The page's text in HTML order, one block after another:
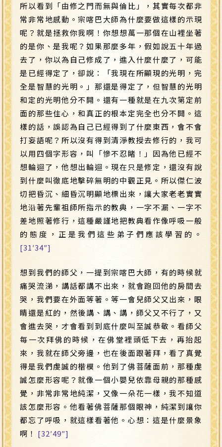
所以看到「由修之門而無與倫比」，其實每次都非
常非常地感動。宗喀巴大師為什麼要做這樣的示現
呢？就是拯救你我啊！你想想萬一那個在山裡坐著
的是你、是我呢？如果那麼多年，假如說五十年過
去了，你以為自己修成了，進入什麼什麼了，可能
是已經得定了，卻說：「我現在所顯現的光明，完
全是智慧的光明。」那還是得定了，但智慧的光明
和定的光明他分不開。還有一種就是在九次第定前
面的那些住心，和真正的根本定完全也分不開。這
樣的話，誤認為自己已經得到了什麼東西，會不會
打妄語呢？所以沒有得到清淨教授去修行的，我可
以用四個字形容，叫「慘不忍睹！」因為他已經不
想輪迴了，他想出輪迴。現在只是修定，還沒有說
到什麼叫徹底地擊碎無明的中觀正見。所以傑仁波
切把昏沉、細昏沉明顯地標出來，讓大家老老實實
地沿著先輩祖師所指示的教典，一字不漏、一字不
差地照著修行，這種嚴謹地把教典看作像呼吸一般
的態度，正是我們這些弟子們應該學習的。
[31′34″]
想到我們的師父，一提到宗喀巴大師，有的時候就
痛哭流涕，講話都講不出來，就會跑回他的房間去
哭，我們要在外面等著。等一會兒師父又出來，眼
睛還是紅的，然後講、講、講，師父又不行了，又
會進去哭，才會看到到底什麼叫至誠恭敬。看師父
每一次拜佛的時候，在佛堂裡頭低下去，再抬起
來，我就在師父旁邊，也在後面跟著拜，看了真覺
得是我們虔誠的楷模。他到了佛菩薩面前，那種虔
誠怎麼形容呢？就像一個小嬰兒依靠母親的那種感
覺，非常非常地純潔，又像一朵花一樣，我不知道
該怎麼形容。他看著佛菩薩那個眼神，純潔到讓你
都忘了呼吸，就這樣看著他。心想：這是什麼景象
啊！ [32′49″]